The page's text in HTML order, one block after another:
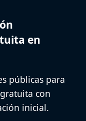
en
públicas para
con
inicial.